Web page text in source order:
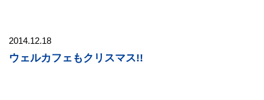
2014.12.18
ウェルカフェもクリスマス!!